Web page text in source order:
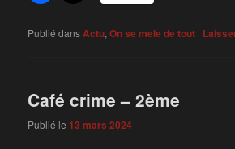
Publié dansActu,On se mele de tout |
Café crime – 2ème
Publié le 13 mars 2024